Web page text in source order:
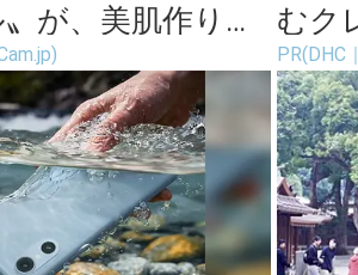
が、美肌作りの
むク
最適
PR(DHC